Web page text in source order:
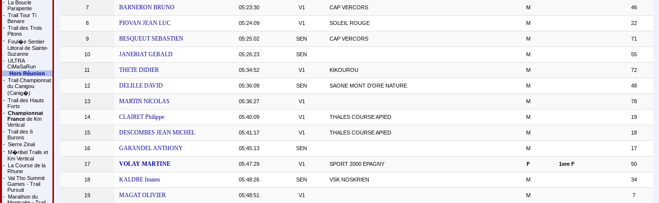
- La Boucle
Parapente
- Trail Tour Ti
Benare
- Trail des Trois
Pitons
- Foul�e Sentier
Littoral de Sainte-
Suzanne
- ULTRA
CiMaSaRun
Hors Réunion
- Trail Championnat
du Canigou
(Canig�)
- Trail des Hauts
Forts
- Championnat
Francede Km
Vertical
- Trail des 6
Burons
- Sierre Zinal
- M�ribel Trails et
Km Vertical
- La Course de la
Rhune
- Val Tho Summit
Games - Trail
Pursuit
- Marathon du
7 BARNERON BRUNO 05:23:30 V1 CAP VERCORS M 46
8 PIOVAN JEAN LUC 05:24:09 V1 SOLEIL ROUGE M 22
9 BESQUEUT SEBASTIEN 05:25:02 SEN CAP VERCORS M 71
10 JANERIAT GERALD 05:26:23 SEN M 55
11 THETE DIDIER 05:34:52 V1 KIKOUROU M 72
12 DELILLE DAVID 05:36:09 SEN SAONE MONT D'ORE NATURE M 48
13 MARTIN NICOLAS 05:36:27 V1 M 78
14 CLAIRET Philippe 05:40:09 V1 THALES COURSE APIED M 19
15 DESCOMBES JEAN MICHEL 05:41:17 V1 THALES COURSE APIED M 18
16 GARANDEL ANTHONY 05:45:13 SEN M 17
17 VOLAY MARTINE 05:47:29 V1 SPORT 2000 EPAGNY F 1ere F 50
18 KALDRE Imants 05:48:26 SEN VSK NOSKRIEN M 34
19 MAGAT OLIVIER 05:48:51 V1 M 7